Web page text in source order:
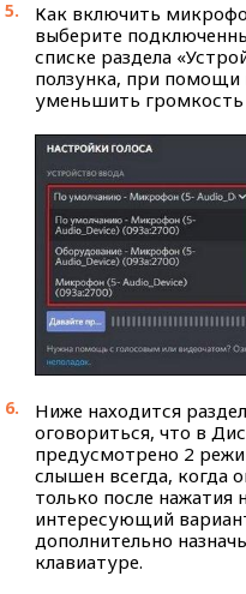
Как включить
выберите
списке раздела
ползунка, при
уменьшить
Ниже находится
оговориться, что в
предусмотрено 2
слышен всегда, когда
только после нажатия
интересующий
дополнительно
клавиатуре.